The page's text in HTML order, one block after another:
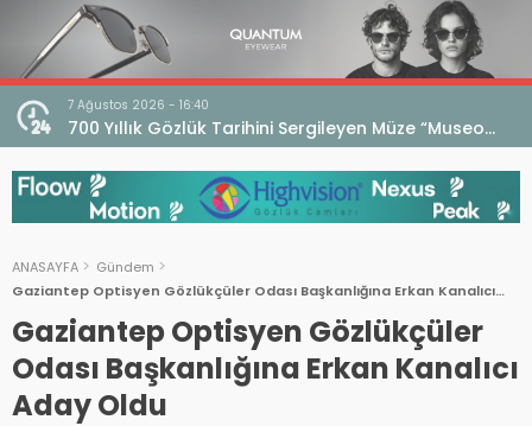
7 Ağustos 2026 - 16:40
700 Yıllık Gözlük Tarihini Sergileyen Müze “Museo
dell’Occhiale”
ANASAYFA
Gündem
Gaziantep Optisyen Gözlükçüler Odası Başkanlığına Erkan Kanalıcı
Aday Oldu
Gaziantep Optisyen Gözlükçüler
Odası Başkanlığına Erkan Kanalıcı
Aday Oldu